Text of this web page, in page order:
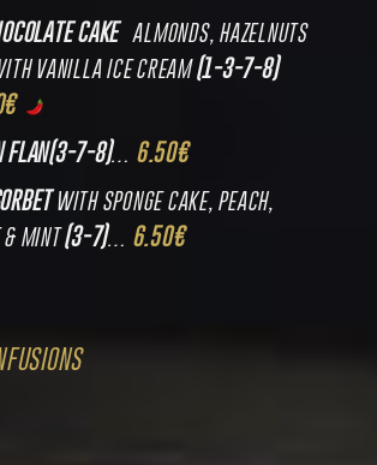
CAKE ALMONDS, HAZELNUTS
VANILLA ICE CREAM(1-3-7-8)
FLAN(3-7-8)… 6.50€
WITH SPONGE CAKE, PEACH,
& MINT(3-7)… 6.50€